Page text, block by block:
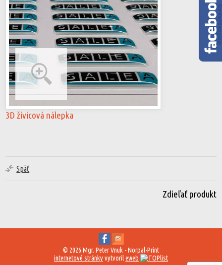
3D živicová nálepka
Späť
Zdieľať produkt
© 2026 Mgr. Peter Vnuk - Norpal-Print
internetové stránkyvytvorileweb